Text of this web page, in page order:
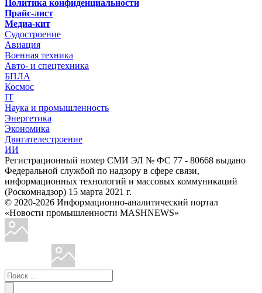
Политика конфиденциальности
Прайс-лист
Медиа-кит
Судостроение
Авиация
Военная техника
Авто- и спецтехника
БПЛА
Космос
IT
Наука и промышленность
Энергетика
Экономика
Двигателестроение
ИИ
Регистрационный номер СМИ ЭЛ № ФС 77 - 80668 выдано
Федеральной службой по надзору в сфере связи,
информационных технологий и массовых коммуникаций
(Роскомнадзор) 15 марта 2021 г.
© 2020-2026 Информационно-аналитический портал
«Новости промышленности MASHNEWS»